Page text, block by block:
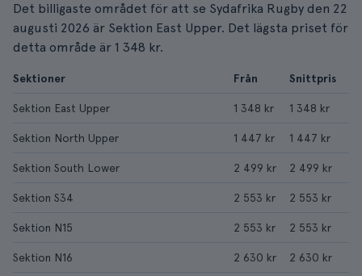
Det billigaste området för att se Sydafrika Rugby den 22
augusti 2026 är Sektion East Upper. Det lägsta priset för
detta område är 1 348 kr.
Sektioner Från Snittpris
Sektion East Upper 1 348 kr 1 348 kr
Sektion North Upper 1 447 kr 1 447 kr
Sektion South Lower 2 499 kr 2 499 kr
Sektion S34 2 553 kr 2 553 kr
Sektion N15 2 553 kr 2 553 kr
Sektion N16 2 630 kr 2 630 kr